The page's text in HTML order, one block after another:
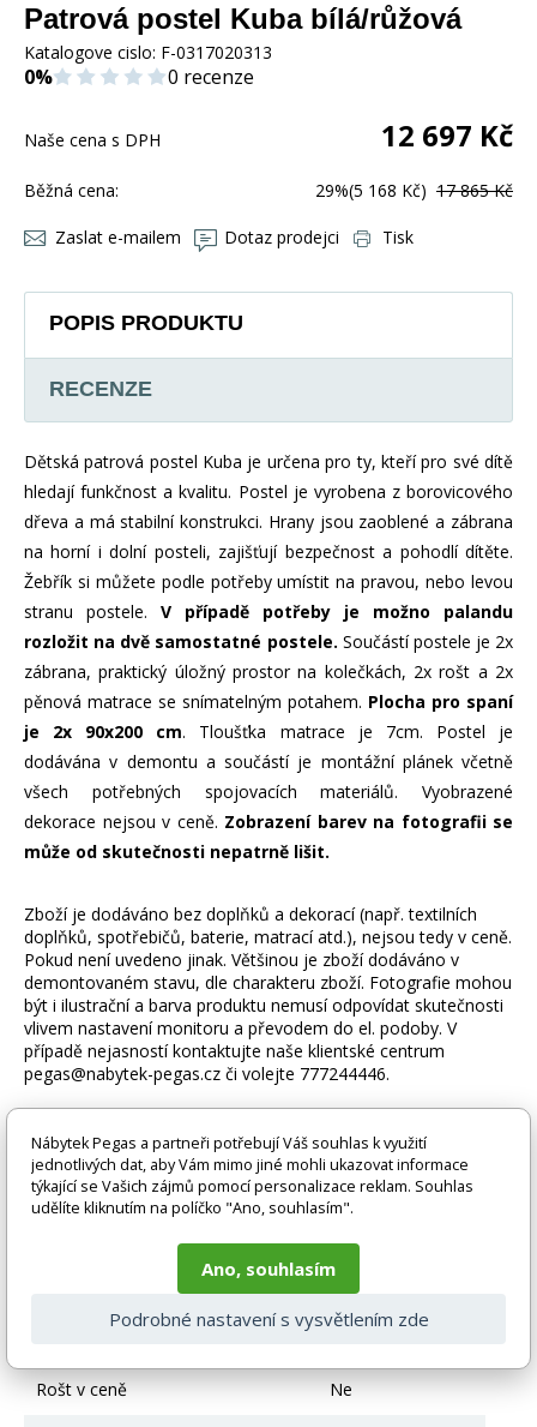
Patrová postel Kuba bílá/růžová
Katalogove cislo: F-0317020313
0% 0 recenze
Naše cena s DPH 12 697 Kč
Běžná cena: 29%(5 168 Kč) 17 865 Kč
Zaslat e-mailem Dotaz prodejci Tisk
POPIS PRODUKTU
RECENZE
Dětská patrová postel Kuba je určena pro ty, kteří pro své dítě
hledají funkčnost a kvalitu. Postel je vyrobena z borovicového
dřeva a má stabilní konstrukci. Hrany jsou zaoblené a zábrana
na horní i dolní posteli, zajišťují bezpečnost a pohodlí dítěte.
Žebřík si můžete podle potřeby umístit na pravou, nebo levou
stranu postele. V případě potřeby je možno palandu
rozložit na dvě samostatné postele. Součástí postele je 2x
zábrana, praktický úložný prostor na kolečkách, 2x rošt a 2x
pěnová matrace se snímatelným potahem. Plocha pro spaní
je 2x 90x200 cm. Tloušťka matrace je 7cm. Postel je
dodávána v demontu a součástí je montážní plánek včetně
všech potřebných spojovacích materiálů. Vyobrazené
dekorace nejsou v ceně. Zobrazení barev na fotografii se
může od skutečnosti nepatrně lišit.
Zboží je dodáváno bez doplňků a dekorací (např. textilních
doplňků, spotřebičů, baterie, matrací atd.), nejsou tedy v ceně.
Pokud není uvedeno jinak. Většinou je zboží dodáváno v
demontovaném stavu, dle charakteru zboží. Fotografie mohou
být i ilustrační a barva produktu nemusí odpovídat skutečnosti
vlivem nastavení monitoru a převodem do el. podoby. V
případě nejasností kontaktujte naše klientské centrum
pegas@nabytek-pegas.cz či volejte 777244446.
Úložný prostor Ano
206 cm
Rošt v ceně Ne
Nábytek Pegas a partneři potřebují Váš souhlas k využití
jednotlivých dat, aby Vám mimo jiné mohli ukazovat informace
týkající se Vašich zájmů pomocí personalizace reklam. Souhlas
udělíte kliknutím na políčko "Ano, souhlasím".
Ano, souhlasím
Podrobné nastavení s vysvětlením zde